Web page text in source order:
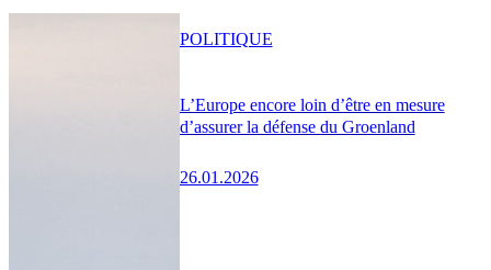
L’Europe encore loin d’être en mesure
d’assurer la défense du Groenland
26.01.2026
POLITIQUE